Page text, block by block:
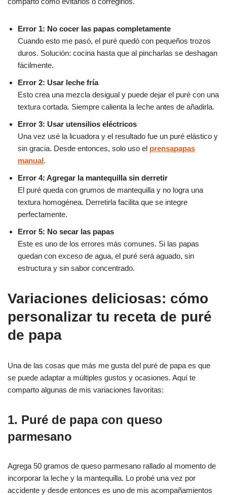
Error 1: No cocer las papas completamente
Cuando esto me pasó, el puré quedó con pequeños trozos
duros. Solución: cocina hasta que al pincharlas se deshagan
fácilmente.
Error 2: Usar leche fría
Esto crea una mezcla desigual y puede dejar el puré con una
textura cortada. Siempre calienta la leche antes de añadirla.
Error 3: Usar utensilios eléctricos
Una vez usé la licuadora y el resultado fue un puré elástico y
sin gracia. Desde entonces, solo uso el prensapapas
manual.
Error 4: Agregar la mantequilla sin derretir
El puré queda con grumos de mantequilla y no logra una
textura homogénea. Derretirla facilita que se integre
perfectamente.
Error 5: No secar las papas
Este es uno de los errores más comunes. Si las papas
quedan con exceso de agua, el puré será aguado, sin
estructura y sin sabor concentrado.
Variaciones deliciosas: cómo
personalizar tu receta de puré
de papa
Una de las cosas que más me gusta del puré de papa es que
se puede adaptar a múltiples gustos y ocasiones. Aquí te
comparto algunas de mis variaciones favoritas:
1. Puré de papa con queso
parmesano
Agrega 50 gramos de queso parmesano rallado al momento de
incorporar la leche y la mantequilla. Lo probé una vez por
accidente y desde entonces es uno de mis acompañamientos